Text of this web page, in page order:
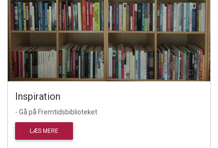
Inspiration
- Gå på Fremtidsbiblioteket
LÆS MERE